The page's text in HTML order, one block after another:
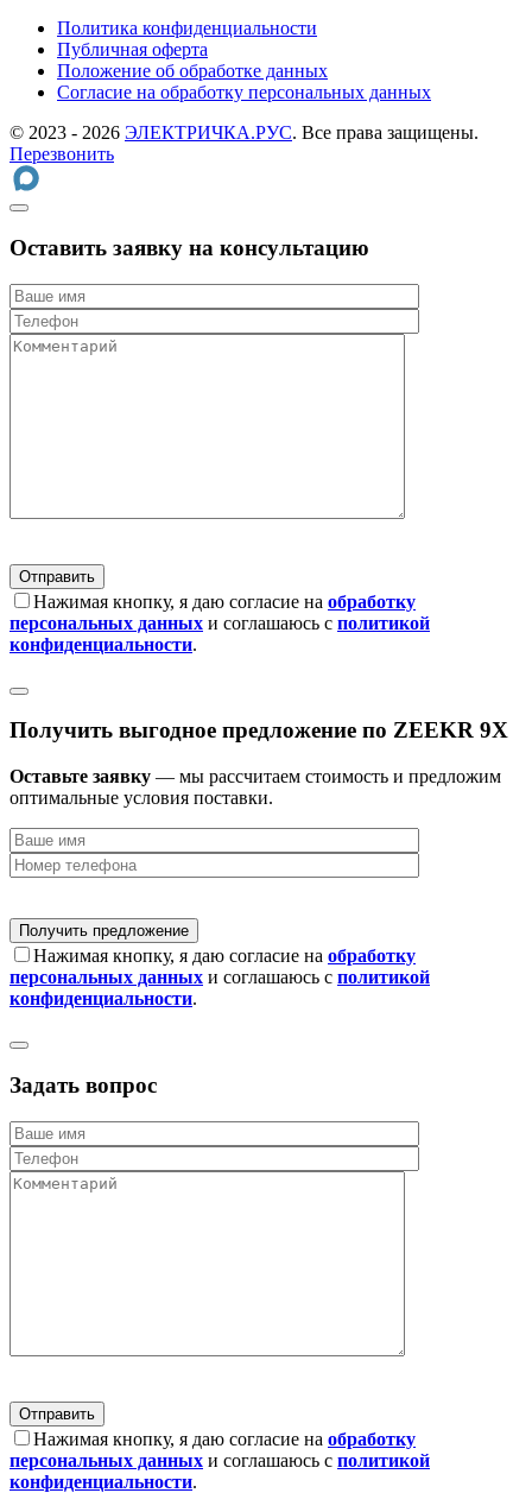
Политика конфиденциальности
Публичная оферта
Положение об обработке данных
Cогласие на обработку персональных данных
© 2023 - 2026 ЭЛЕКТРИЧКА.РУС. Все права защищены.
Перезвонить
Оставить заявку на консультацию
Нажимая кнопку, я даю согласие на обработку
персональных данных и соглашаюсь с политикой
конфиденциальности.
Получить выгодное предложение по ZEEKR 9X
Оставьте заявку — мы рассчитаем стоимость и предложим
оптимальные условия поставки.
Нажимая кнопку, я даю согласие на обработку
персональных данных и соглашаюсь с политикой
конфиденциальности.
Задать вопрос
Нажимая кнопку, я даю согласие на обработку
персональных данных и соглашаюсь с политикой
конфиденциальности.